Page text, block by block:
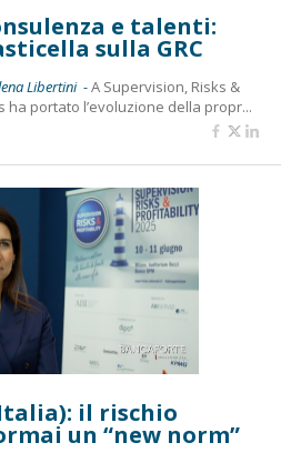
e talenti:
sulla GRC
Libertini -A Supervision, Risks &
ha portato l’evoluzione della propr...
il rischio
un “new norm”